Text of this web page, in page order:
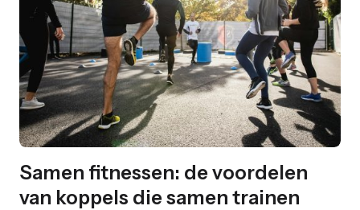
Samen fitnessen: de voordelen
van koppels die samen trainen